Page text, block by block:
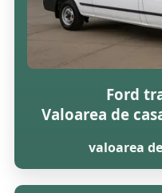
Ford
Valoarea de
valoarea